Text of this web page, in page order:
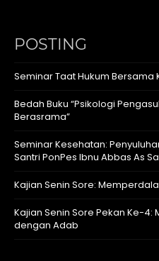
POSTING
Seminar Taat Hukum Bersama
Bedah Buku “Psikologi
Berasrama”
Seminar Kesehatan:
Santri PonPes Ibnu Abbas As
Kajian Senin Sore:
Kajian Senin Sore Pekan Ke-
dengan Adab